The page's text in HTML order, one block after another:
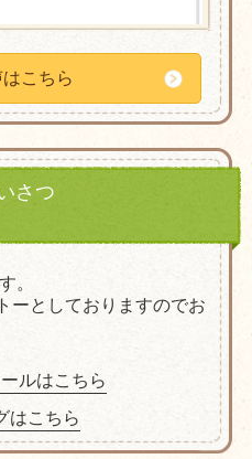
こちら
さつ
。
ーとしておりますのでお
ルはこちら
はこちら